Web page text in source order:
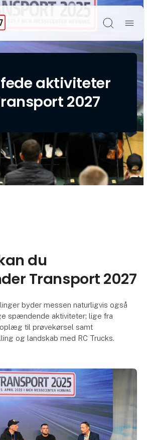
Søg
fede aktiviteter
2027
du
Transport 2027
byder messen naturligvis også
spændende aktiviteter; lige fra
til prøvekørsel samt
og landskab med RC Trucks.